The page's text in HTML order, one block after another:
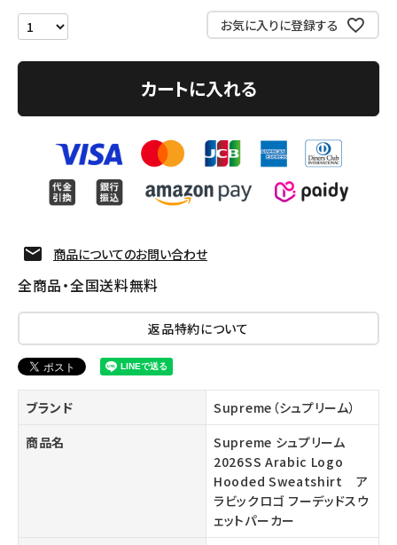
Follow us
お気に入りに登録する
カートに入れる
商品についてのお問い合わせ
全商品・全国送料無料
返品特約について
ブランド
Supreme（シュプリーム）
商品名
Supreme シュプリーム
2026SS Arabic Logo
Hooded Sweatshirt ア
ラビックロゴ フーデッドスウ
ェットパーカー